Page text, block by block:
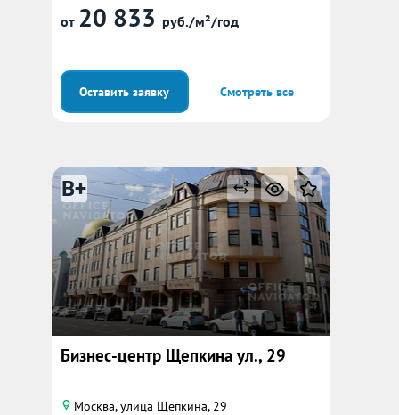
от 20 833 руб./м²/год
Оставить заявку Смотреть все
B+
Бизнес-центр Щепкина ул., 29
Москва, улица Щепкина, 29